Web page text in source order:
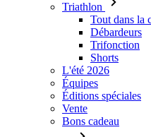
Triathlon
Tout dans la
Débardeurs
Trifonction
Shorts
L'été 2026
Équipes
Éditions spéciales
Vente
Bons cadeau